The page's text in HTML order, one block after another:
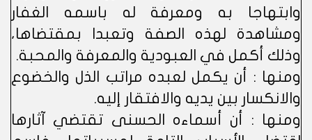
وابتهاجا به ومعرفة له باسمه الغفار
ومشاهدة لهذه الصفة وتعبدا بمقتضاها،
وذلك أكمل في العبودية والمعرفة والمحبة.
ومنها : أن يكمل لعبده مراتب الذل والخضوع
والانكسار بين يديه والافتقار إليه.
ومنها : أن أسماءه الحسنى تقتضي آثارها